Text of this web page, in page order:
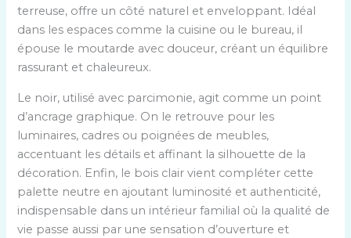
terreuse, offre un côté naturel et enveloppant. Idéal
dans les espaces comme la cuisine ou le bureau, il
épouse le moutarde avec douceur, créant un équilibre
rassurant et chaleureux.
Le noir, utilisé avec parcimonie, agit comme un point
d’ancrage graphique. On le retrouve pour les
luminaires, cadres ou poignées de meubles,
accentuant les détails et affinant la silhouette de la
décoration. Enfin, le bois clair vient compléter cette
palette neutre en ajoutant luminosité et authenticité,
indispensable dans un intérieur familial où la qualité de
vie passe aussi par une sensation d’ouverture et